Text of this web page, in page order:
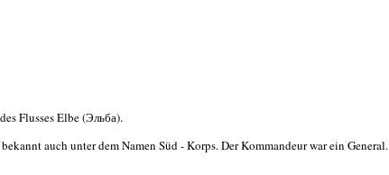
Flusses Elbe (Эльба).
auch unter dem Namen Süd - Korps. Der Kommandeur war ein General.